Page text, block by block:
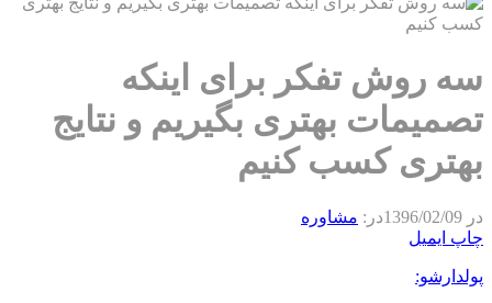
سه روش تفکر برای اینکه
تصمیمات بهتری بگیریم و نتایج
بهتری کسب کنیم
در 1396/02/09در: مشاوره
چاپ ایمیل
پولدارشو: